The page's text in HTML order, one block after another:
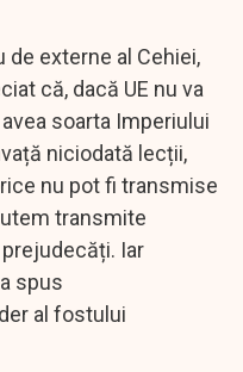
externe al Cehiei,
că, dacă UE nu va
soarta Imperiului
niciodată lecții,
nu pot fi transmise
transmite
Iar
spus
al fostului